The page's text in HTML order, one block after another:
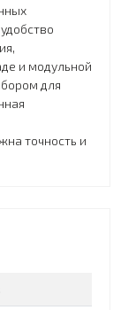
и модульной
для
точность и